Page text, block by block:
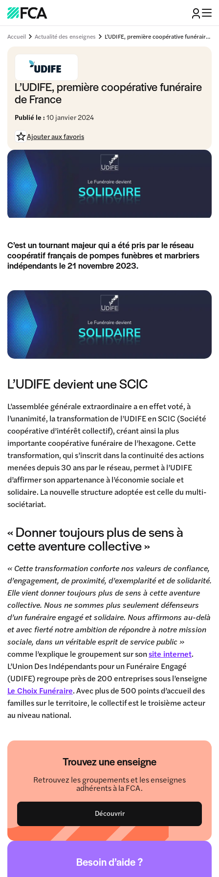
Accueil Actualité des enseignes L’UDIFE, première coopérative funéraire de France
L’UDIFE, première coopérative funéraire
de France
Publié le : 10 janvier 2024
Ajouter aux favoris
Trouvez une enseigne
Retrouvez les groupements et les enseignes
adhérents à la FCA.
Découvrir
Besoin d’aide ?
C’est un tournant majeur qui a été pris par le réseau
coopératif français de pompes funèbres et marbriers
indépendants le 21 novembre 2023.
L’UDIFE devient une SCIC
L’assemblée générale extraordinaire a en effet voté, à
l’unanimité, la transformation de l’UDIFE en SCIC (Société
coopérative d’intérêt collectif), créant ainsi la plus
importante coopérative funéraire de l’hexagone. Cette
transformation, qui s’inscrit dans la continuité des actions
menées depuis 30 ans par le réseau, permet à l’UDIFE
d’affirmer son appartenance à l’économie sociale et
solidaire. La nouvelle structure adoptée est celle du multi-
sociétariat.
« Donner toujours plus de sens à
cette aventure collective »
« Cette transformation conforte nos valeurs de confiance,
d’engagement, de proximité, d’exemplarité et de solidarité.
Elle vient donner toujours plus de sens à cette aventure
collective. Nous ne sommes plus seulement défenseurs
d’un funéraire engagé et solidaire. Nous affirmons au-delà
et avec fierté notre ambition de répondre à notre mission
sociale, dans un véritable esprit de service public »
comme l’explique le groupement sur sonsite internet.
L’Union Des Indépendants pour un Funéraire Engagé
(UDIFE) regroupe près de 200 entreprises sous l’enseigne
Le Choix Funéraire. Avec plus de 500 points d’accueil des
familles sur le territoire, le collectif est le troisième acteur
au niveau national.